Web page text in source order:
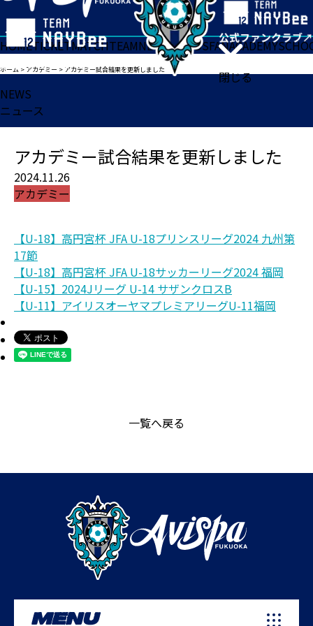
閉じる
HOMETICKETMATCHTEAMNEWSGOODSFANACADEMY
ホーム > アカデミー > アカデミー試合結果を更新しました
NEWS
ニュース
アカデミー試合結果を更新しました
2024.11.26
アカデミー
【U-18】高円宮杯 JFA U-18プリンスリーグ2024 九州第
17節
【U-18】高円宮杯 JFA U-18サッカーリーグ2024 福岡
【U-15】2024Jリーグ U-14 サザンクロスB
【U-11】アイリスオーヤマプレミアリーグU-11福岡
一覧へ戻る
MENU